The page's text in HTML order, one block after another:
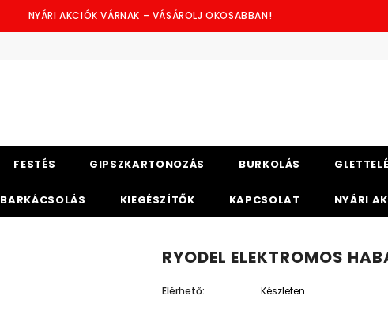
NYÁRI AKCIÓK VÁRNAK – VÁSÁROLJ OKOSABBAN!
FESTÉS GIPSZKARTONOZÁS BURKOLÁS
BARKÁCSOLÁS KIEGÉSZÍTŐK KAPCSOLAT NYÁRI
RYODEL ELEKTROMOS
Elérhető: Készleten